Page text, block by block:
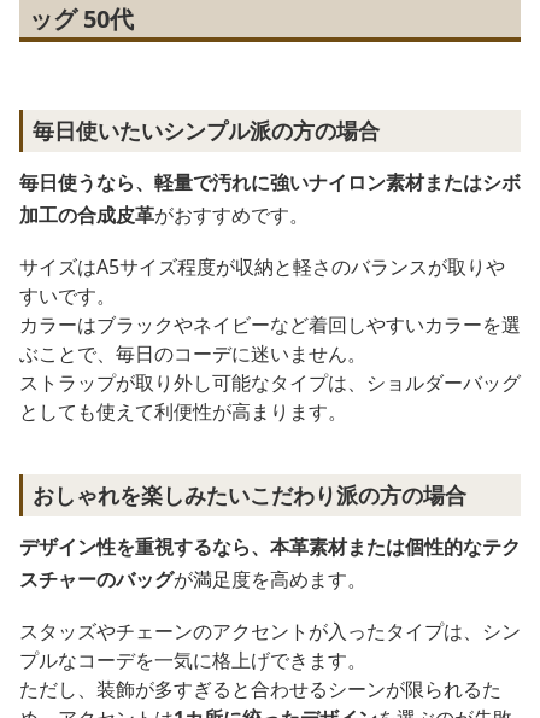
ッグ 50代
毎日使いたいシンプル派の方の場合
毎日使うなら、軽量で汚れに強いナイロン素材またはシボ
加工の合成皮革がおすすめです。
サイズはA5サイズ程度が収納と軽さのバランスが取りや
すいです。
カラーはブラックやネイビーなど着回しやすいカラーを選
ぶことで、毎日のコーデに迷いません。
ストラップが取り外し可能なタイプは、ショルダーバッグ
としても使えて利便性が高まります。
おしゃれを楽しみたいこだわり派の方の場合
デザイン性を重視するなら、本革素材または個性的なテク
スチャーのバッグが満足度を高めます。
スタッズやチェーンのアクセントが入ったタイプは、シン
プルなコーデを一気に格上げできます。
ただし、装飾が多すぎると合わせるシーンが限られるた